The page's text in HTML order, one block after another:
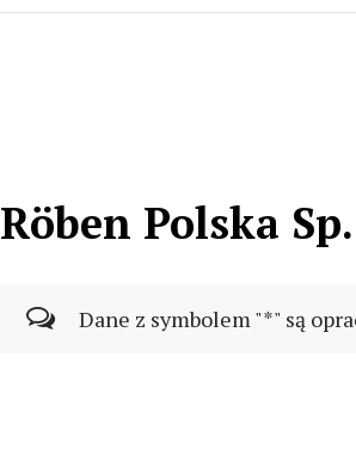
Röben Polska
Dane z symbolem "*" są